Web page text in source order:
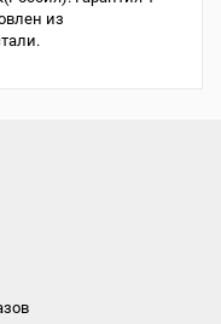
из